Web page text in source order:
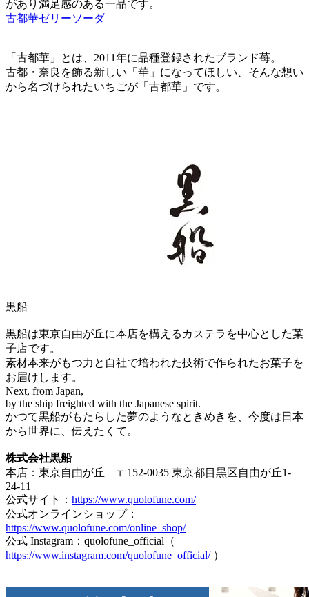
があり満足感のある一品です。
古都華ゼリーソーダ
「古都華」とは、2011年に品種登録されたブランド苺。
古都・奈良を飾る新しい「華」になってほしい、そんな想い
から名づけられたいちごが「古都華」です。
黒船
黒船は東京自由が丘に本店を構えるカステラを中心とした菓
子店です。
素材本来がもつ力と自社で培われた技術で作られたお菓子を
お届けします。
Next, from Japan,
by the ship freighted with the Japanese spirit.
かつて黒船がもたらした夢のようなときめきを、今度は日本
から世界に、伝えたくて。
株式会社黒船
本店：東京自由が丘 〒152-0035 東京都目黒区自由が丘1-
24-11
公式サイト： https://www.quolofune.com/
公式オンラインショップ：
https://www.quolofune.com/online_shop/
公式 Instagram：quolofune_official（
https://www.instagram.com/quolofune_official/）